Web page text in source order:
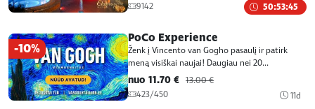
9142
50:53:45
-10%
PoCo Experience
Ženk į Vincento van Gogho pasaulį ir patirk
meną visiškai naujai! Daugiau nei 20...
nuo 11.70 € 13.00 €
423/450
11d